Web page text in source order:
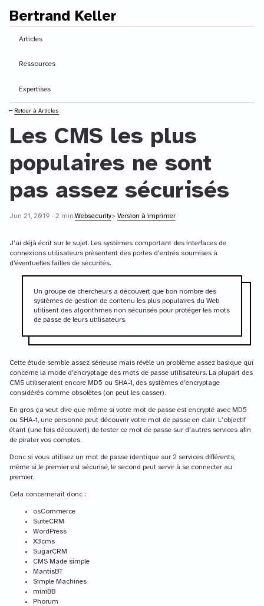
Contenu principal
Bertrand Keller
Articles
Ressources
Expertises
⭠ Retour à Articles
Les CMS les plus
populaires ne sont
pas assez sécurisés
Jun 21, 2019 · 2 min.Websecurity> Version à imprimer
J’ai déjà écrit sur le sujet. Les systèmes comportant des interfaces de
connexions utilisateurs présentent des portes d’entrés soumises à
d’éventuelles failles de sécurités.
Un groupe de chercheurs a découvert que bon nombre des
systèmes de gestion de contenu les plus populaires du Web
utilisent des algorithmes non sécurisés pour protéger les mots
de passe de leurs utilisateurs.
Cette étude semble assez sérieuse mais révèle un problème assez basique qui
concerne la mode d’encryptage des mots de passe utilisateurs. La plupart des
CMS utiliseraient encore MD5 ou SHA-1, des systèmes d’encryptage
considérés comme obsolètes (on peut les casser).
En gros ça veut dire que même si votre mot de passe est encrypté avec MD5
ou SHA-1, une personne peut découvrir votre mot de passe en clair. L’objectif
étant (une fois découvert) de tester ce mot de passe sur d’autres services afin
de pirater vos comptes.
Donc si vous utilisez un mot de passe identique sur 2 services différents,
même si le premier est sécurisé, le second peut servir à se connecter au
premier.
Cela concernerait donc :
osCommerce
SuiteCRM
WordPress
X3cms
SugarCRM
CMS Made simple
MantisBT
Simple Machines
miniBB
Phorum